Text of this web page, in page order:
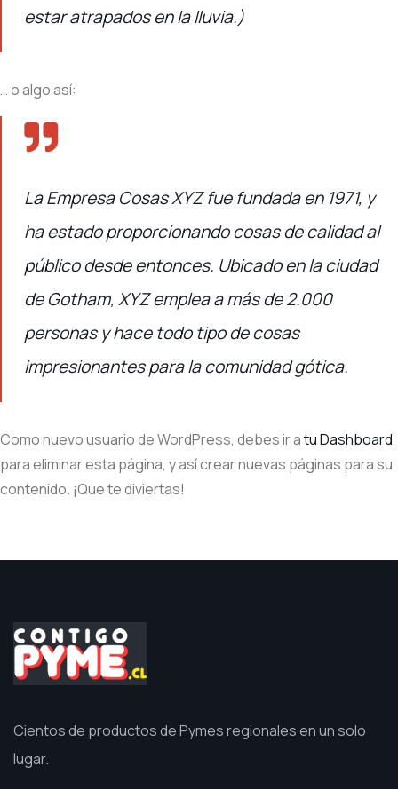
estar atrapados en la lluvia.)
… o algo así:
La Empresa Cosas XYZ fue fundada en 1971, y
ha estado proporcionando cosas de calidad al
público desde entonces. Ubicado en la ciudad
de Gotham, XYZ emplea a más de 2.000
personas y hace todo tipo de cosas
impresionantes para la comunidad gótica.
Como nuevo usuario de WordPress, debes ir atu Dashboard
para eliminar esta página, y así crear nuevas páginas para su
contenido. ¡Que te diviertas!
Cientos de productos de Pymes regionales en un solo
lugar.